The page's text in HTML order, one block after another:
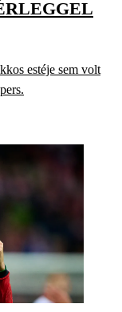
estéje sem volt